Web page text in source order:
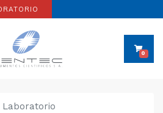
0
Laboratorio